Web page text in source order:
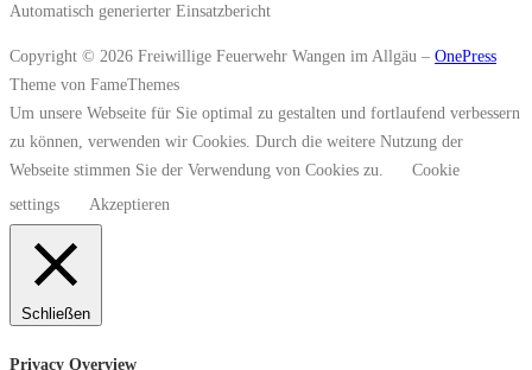
Automatisch generierter Einsatzbericht
Copyright © 2026 Freiwillige Feuerwehr Wangen im Allgäu – OnePress
Theme von FameThemes
Um unsere Webseite für Sie optimal zu gestalten und fortlaufend verbessern
zu können, verwenden wir Cookies. Durch die weitere Nutzung der
Webseite stimmen Sie der Verwendung von Cookies zu.
Cookie
settings
Akzeptieren
Schließen
Privacy Overview